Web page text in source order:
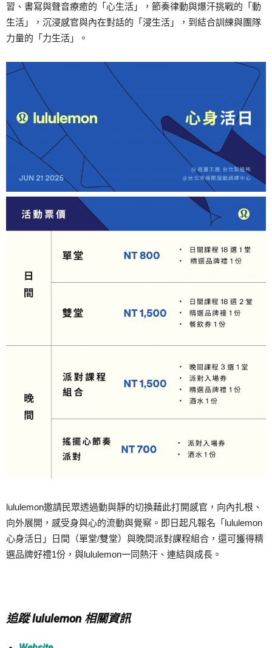
習、書寫與聲音療癒的「心生活」，節奏律動與爆汗挑戰的「動
生活」，沉浸感官與內在對話的「浸生活」，到結合訓練與團隊
力量的「力生活」。
lululemon邀請民眾透過動與靜的切換藉此打開感官，向內扎根、
向外展開，感受身與心的流動與覺察。即日起凡報名「lululemon
心身活日」日間（單堂/雙堂）與晚間派對課程組合，還可獲得精
選品牌好禮1份，與lululemon一同熱汗、連結與成長。
追蹤 lululemon 相關資訊